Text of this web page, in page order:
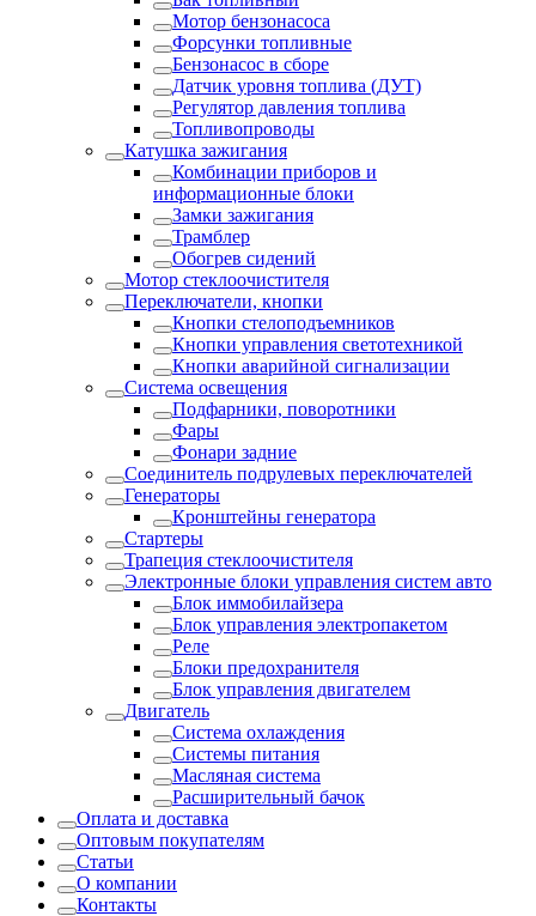
Мотор бензонасоса
Форсунки топливные
Бензонасос в сборе
Датчик уровня топлива (ДУТ)
Регулятор давления топлива
Топливопроводы
Катушка зажигания
Комбинации приборов и
информационные блоки
Замки зажигания
Трамблер
Обогрев сидений
Мотор стеклоочистителя
Переключатели, кнопки
Кнопки стелоподъемников
Кнопки управления светотехникой
Кнопки аварийной сигнализации
Система освещения
Подфарники, поворотники
Фары
Фонари задние
Соединитель подрулевых переключателей
Генераторы
Кронштейны генератора
Стартеры
Трапеция стеклоочистителя
Электронные блоки управления систем авто
Блок иммобилайзера
Блок управления электропакетом
Реле
Блоки предохранителя
Блок управления двигателем
Двигатель
Система охлаждения
Системы питания
Масляная система
Расширительный бачок
Оплата и доставка
Оптовым покупателям
Статьи
О компании
Контакты